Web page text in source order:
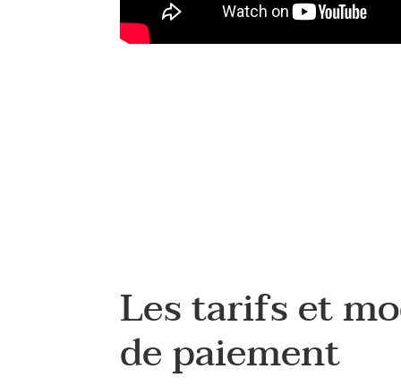
Les tarifs et
de paiement